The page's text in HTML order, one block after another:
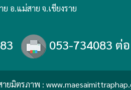
อ.แม่สาย จ.เชียงราย
053-734083 ต่
ยมิตรภาพ :